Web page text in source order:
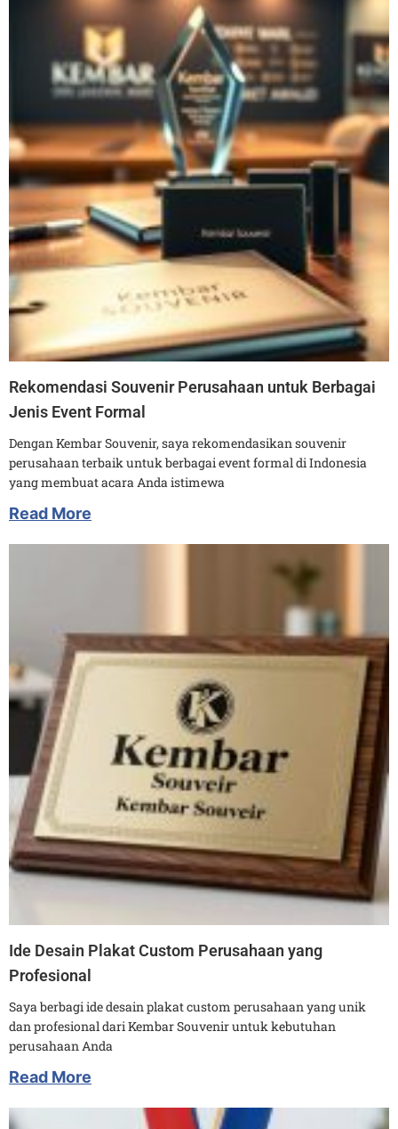
Rekomendasi Souvenir Perusahaan untuk Berbagai
Jenis Event Formal
Dengan Kembar Souvenir, saya rekomendasikan souvenir
perusahaan terbaik untuk berbagai event formal di Indonesia
yang membuat acara Anda istimewa
Read More
Ide Desain Plakat Custom Perusahaan yang
Profesional
Saya berbagi ide desain plakat custom perusahaan yang unik
dan profesional dari Kembar Souvenir untuk kebutuhan
perusahaan Anda
Read More